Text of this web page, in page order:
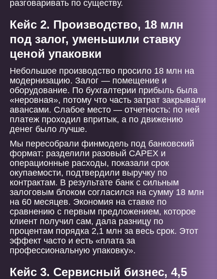
разговаривать по существу.
Кейс 2. Производство, 18 млн
под залог, уменьшили ставку
ценой упаковки
Небольшое производство просило 18 млн на
модернизацию. Залог — помещение и
оборудование. По бухгалтерии прибыль была
«неровная», потому что часть затрат закрывали
авансами. Слабое место — отчетность: по ней
платеж проходил впритык, а по движению
денег было лучше.
Мы пересобрали финмодель под банковский
формат: разделили разовый CAPEX и
операционные расходы, показали срок
окупаемости, подтвердили выручку по
контрактам. В результате банк с сильным
залоговым блоком согласился на сумму 18 млн
на 60 месяцев. Экономия на ставке по
сравнению с первым предложением, которое
клиент получил сам, дала разницу по
процентам порядка 2,1 млн за весь срок. Этот
эффект часто и есть «плата за
профессиональную упаковку».
Кейс 3. Сервисный бизнес, 4,5